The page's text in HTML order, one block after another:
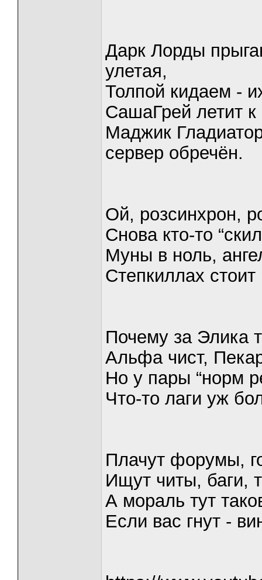
Дарк Лорды
улетая,
Толпой кидаем -
СашаГрей летит к
Маджик
сервер обречён.
Ой, розсинхрон,
Снова кто-то
Муны в ноль,
Степкиллах стоит
Почему за Элика
Альфа чист,
Но у пары “норм
Что-то лаги уж
Плачут форумы,
Ищут читы, баги,
А мораль тут
Если вас гнут -